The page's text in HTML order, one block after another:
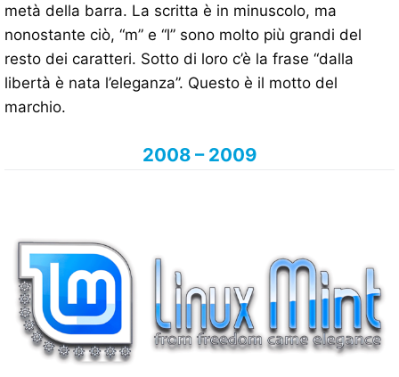
metà della barra. La scritta è in minuscolo, ma
nonostante ciò, “m” e “l” sono molto più grandi del
resto dei caratteri. Sotto di loro c’è la frase “dalla
libertà è nata l’eleganza”. Questo è il motto del
marchio.
2008 – 2009